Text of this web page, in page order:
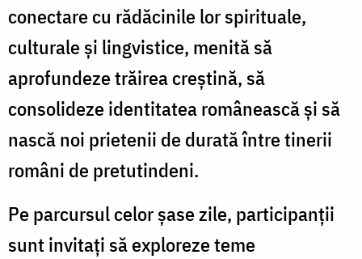
conectare cu rădăcinile lor spirituale,
culturale și lingvistice, menită să
aprofundeze trăirea creștină, să
consolideze identitatea românească și să
nască noi prietenii de durată între tinerii
români de pretutindeni.
Pe parcursul celor șase zile, participanții
sunt invitați să exploreze teme